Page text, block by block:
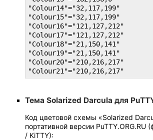
"Colour14"="32,117,199"
"Colour15"="32,117,199"
"Colour16"="121,127,212"
"Colour17"="121,127,212"
"Colour18"="21,150,141"
"Colour19"="21,150,141"
"Colour20"="210,216,217"
"Colour21"="210,216,217"
Тема Solarized Darcula для
Код цветовой схемы «Solarized
портативной версии PuTTY.ORG.RU
/ KiTTY):